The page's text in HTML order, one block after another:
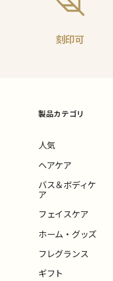
刻印可
製品カテゴリ
人気
ヘアケア
バス＆ボディケ
ア
フェイスケア
ホーム・グッズ
フレグランス
ギフト